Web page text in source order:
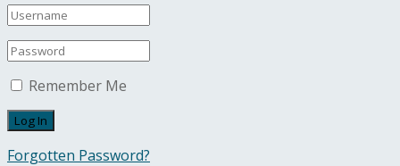
Remember Me
Forgotten Password?